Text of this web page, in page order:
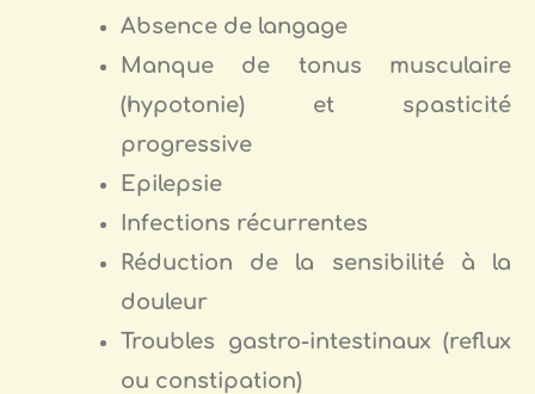
Absence de langage
Manque de tonus musculaire
(hypotonie) et spasticité
progressive
Epilepsie
Infections récurrentes
Réduction de la sensibilité à la
douleur
Troubles gastro-intestinaux (reflux
ou constipation)